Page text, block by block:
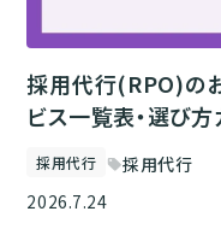
採用代行(RPO)の
ビス一覧表・選び方
採用代行 sell採用代行
2026.7.24